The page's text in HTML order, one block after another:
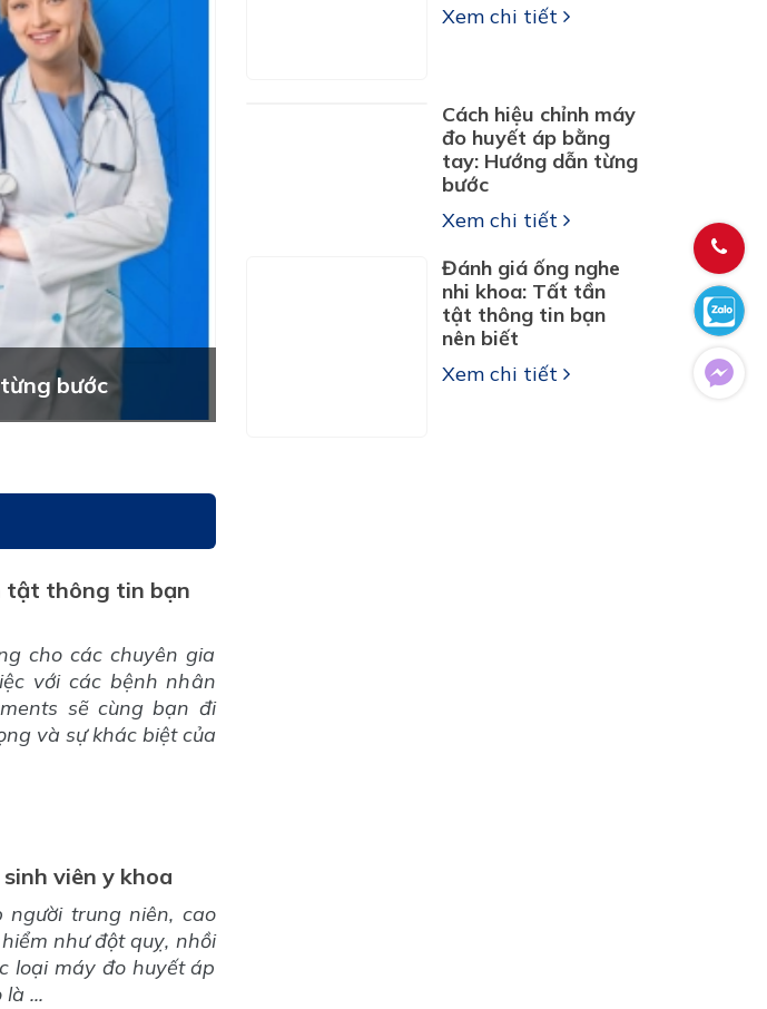
bước
Xem chi tiết
Cách hiệu chỉnh máy
đo huyết áp bằng
tay: Hướng dẫn từng
bước
Xem chi tiết
Đánh giá ống nghe
nhi khoa: Tất tần
tật thông tin bạn
nên biết
Xem chi tiết
tật thông tin bạn
cho các chuyên gia
với các bệnh nhân
sẽ cùng bạn đi
và sự khác biệt của
viên y khoa
người trung niên, cao
như đột quỵ, nhồi
loại máy đo huyết áp
...